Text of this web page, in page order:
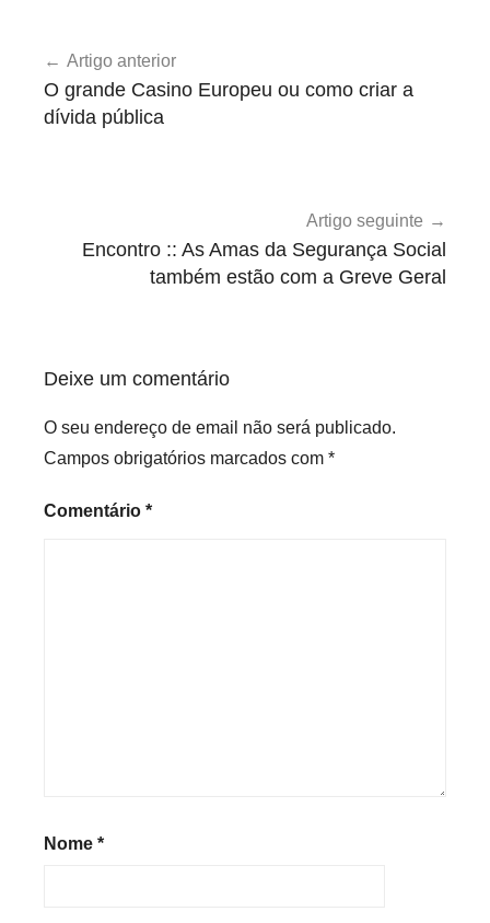
de
artigos
Artigo anterior
O grande Casino Europeu ou como criar a
dívida pública
Artigo seguinte
Encontro :: As Amas da Segurança Social
também estão com a Greve Geral
Deixe um comentário
O seu endereço de email não será publicado.
Campos obrigatórios marcados com *
Comentário *
Nome *